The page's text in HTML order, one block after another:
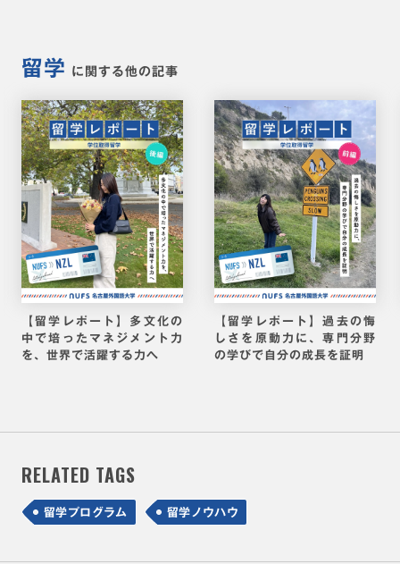
留学 に関する他の記事
【留学レポート】多文化の
中で培ったマネジメント力
を、世界で活躍する力へ
【留学レポート】過去の悔
しさを原動力に、専門分野
の学びで自分の成長を証明
RELATED TAGS
留学プログラム 留学ノウハウ